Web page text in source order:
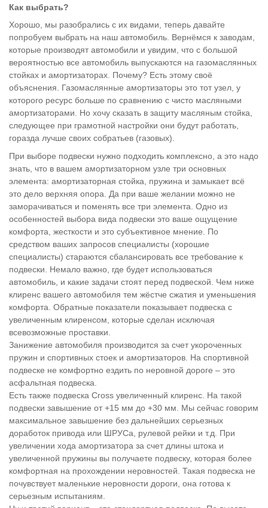
Как выбрать?
Хорошо, мы разобрались с их видами, теперь давайте
попробуем выбрать на наш автомобиль. Вернёмся к заводам,
которые производят автомобили и увидим, что с большой
вероятностью все автомобиль выпускаются на газомаслянных
стойках и амортизаторах. Почему? Есть этому своё
объяснения. Газомаслянные амортизаторы это тот узел, у
которого ресурс больше по сравнению с чисто масляными
амортизаторами. Но хочу сказать в защиту масляным стойка,
следующее при грамотной настройки они будут работать,
горазда лучше своих собратьев (газовых).
При выборе подвески нужно подходить комплексно, а это надо
знать, что в вашем амортизаторном узле три основных
элемента: амортизаторная стойка, пружина и замыкает всё
это дело верхняя опора. Да при ваше желании можно не
заморачиваться и поменять все три элемента. Одно из
особенностей выбора вида подвески это ваше ощущение
комфорта, жесткости и это субъективное мнение. По
средством ваших запросов специалисты (хорошие
специалисты) стараются сбалансировать все требование к
подвески. Немало важно, где будет использоваться
автомобиль, и какие задачи стоят перед подвеской. Чем ниже
клиренс вашего автомобиля тем жёстче сжатия и уменьшения
комфорта. Обратные показатели показывает подвеска с
увеличенным клиренсом, которые сделан исключая
всевозможные проставки.
Занижение автомобиля производится за счет укороченных
пружин и спортивных стоек и амортизаторов. На спортивной
подвеске не комфортно ездить по неровной дороге – это
асфальтная подвеска.
Есть также подвеска Cross увеличенный клиренс. На такой
подвески завышение от +15 мм до +30 мм. Мы сейчас говорим
максимальное завышение без дальнейших серьезных
доработок привода или ШРУСа, рулевой рейки и т.д. При
увеличении хода амортизатора за счет длины штока и
увеличенной пружины вы получаете подвеску, которая более
комфортная на прохождении неровностей. Такая подвеска не
почувствует маленькие неровности дороги, она готова к
серьезным испытаниям.